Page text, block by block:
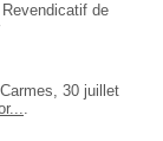
de
30 juillet
.